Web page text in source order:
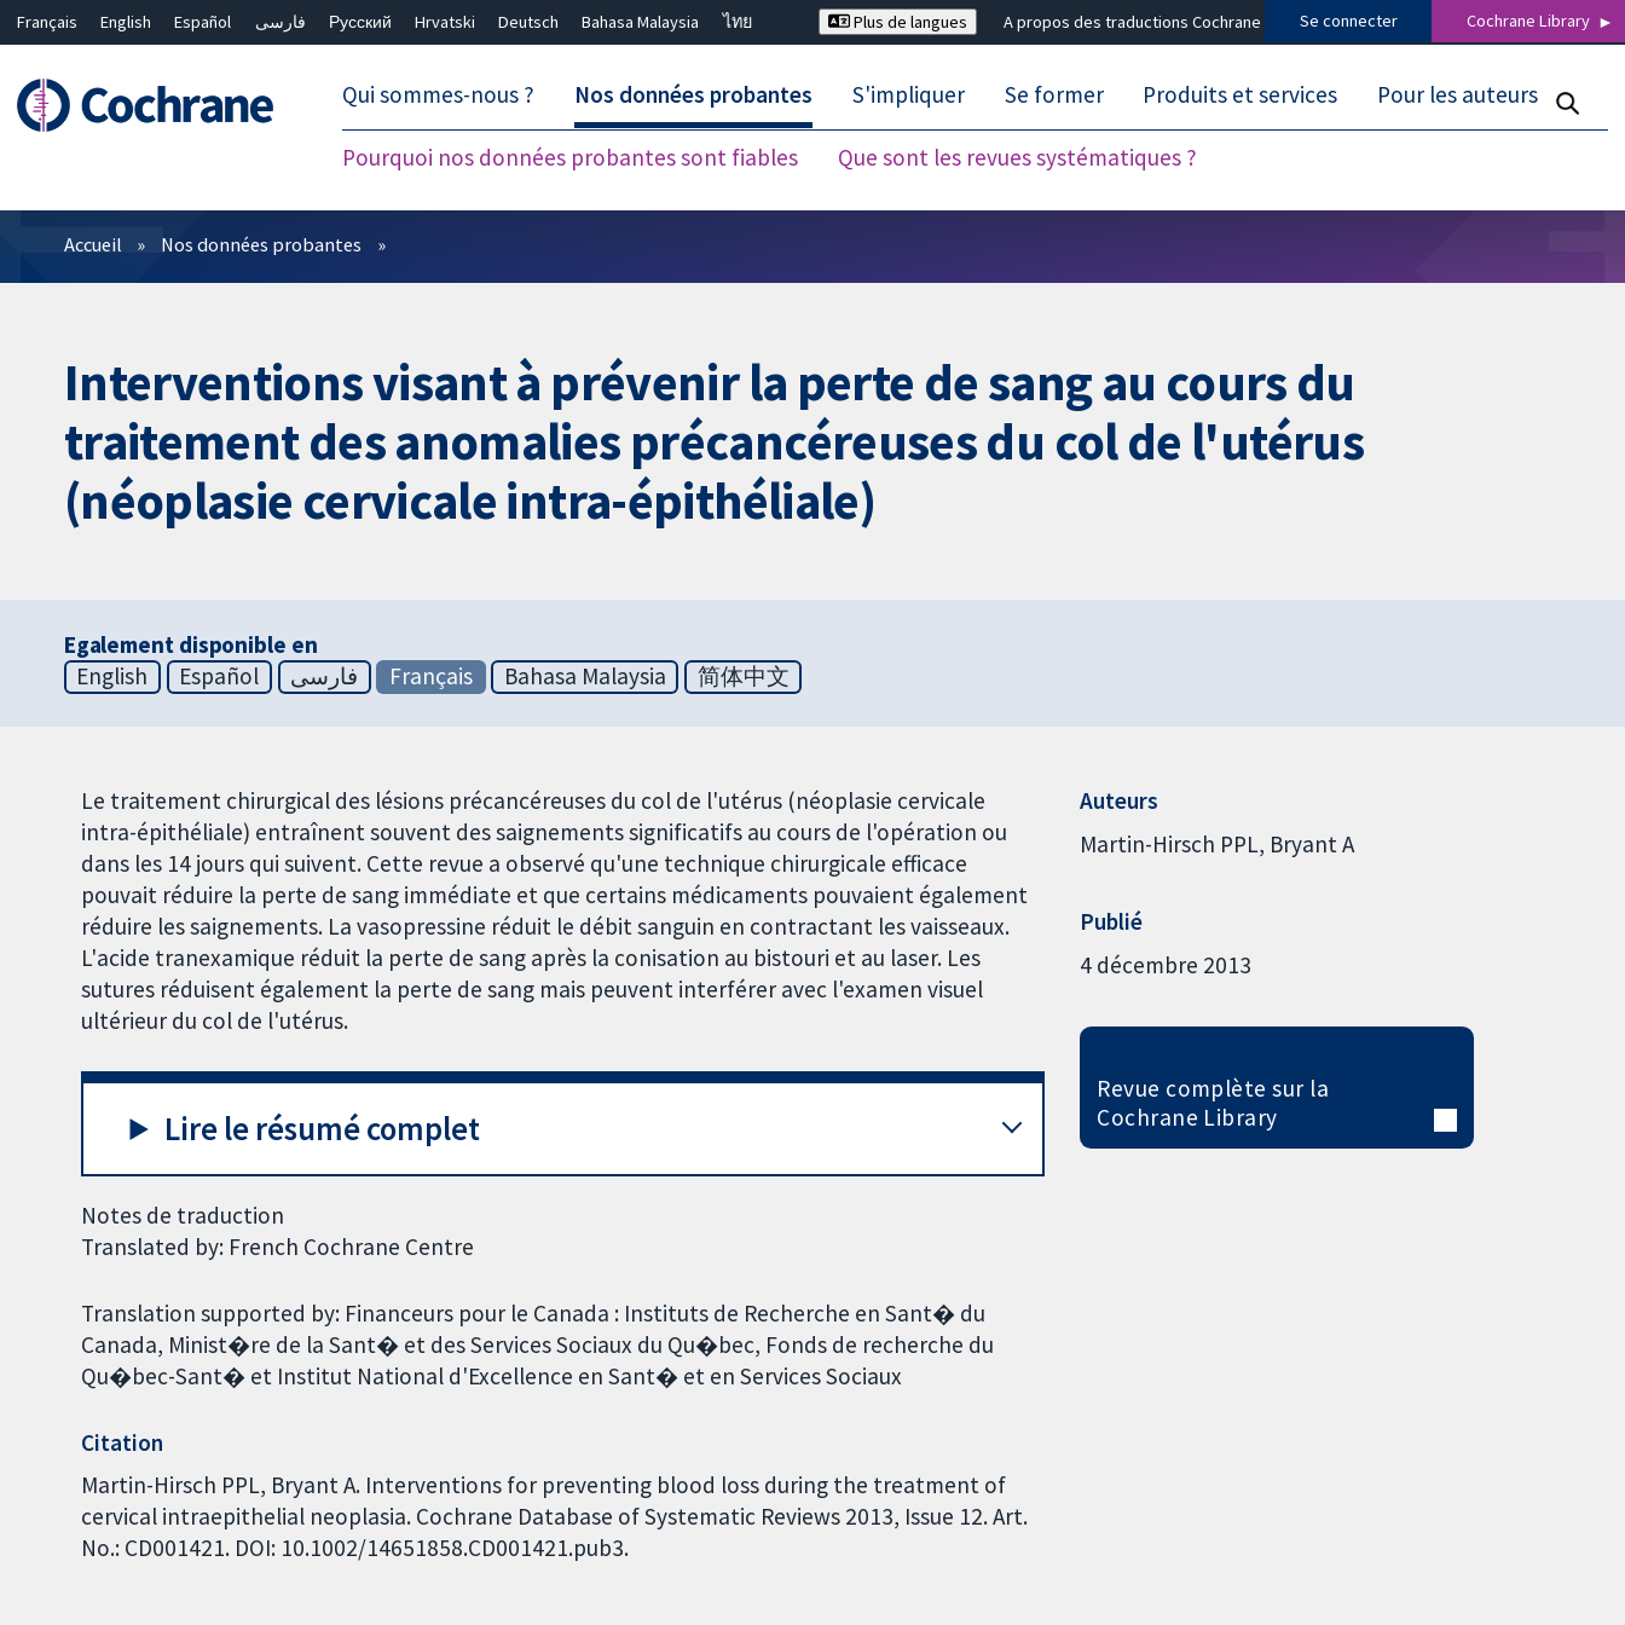
Français English Español فارسی Русский Hrvatski Deutsch Bahasa Malaysia
ไทย
Plus de langues A propos des traductions Cochrane Se connecter Cochrane Library
Qui sommes-nous ? Nos données probantes
Pourquoi nos données probantes sont fiables Que sont les revues systématiques ?
S'impliquer Se former Produits et services Pour les auteurs
Filtres
Accueil Nos données probantes
Interventions visant à prévenir la perte de sang au cours du
traitement des anomalies précancéreuses du col de l'utérus
(néoplasie cervicale intra-épithéliale)
Egalement disponible en
English
Español فارسی Français Bahasa Malaysia 简体中文
Le traitement chirurgical des lésions précancéreuses du col de l'utérus (néoplasie cervicale
intra-épithéliale) entraînent souvent des saignements significatifs au cours de l'opération ou
dans les 14 jours qui suivent. Cette revue a observé qu'une technique chirurgicale efficace
pouvait réduire la perte de sang immédiate et que certains médicaments pouvaient également
réduire les saignements. La vasopressine réduit le débit sanguin en contractant les vaisseaux.
L'acide tranexamique réduit la perte de sang après la conisation au bistouri et au laser. Les
sutures réduisent également la perte de sang mais peuvent interférer avec l'examen visuel
ultérieur du col de l'utérus.
Lire le résumé complet
Notes de traduction
Translated by: French Cochrane Centre
Translation supported by: Financeurs pour le Canada : Instituts de Recherche en Sant� du
Canada, Minist�re de la Sant� et des Services Sociaux du Qu�bec, Fonds de recherche du
Qu�bec-Sant� et Institut National d'Excellence en Sant� et en Services Sociaux
Citation
Martin-Hirsch PPL, Bryant A. Interventions for preventing blood loss during the treatment of
cervical intraepithelial neoplasia. Cochrane Database of Systematic Reviews 2013, Issue 12. Art.
No.: CD001421. DOI: 10.1002/14651858.CD001421.pub3.
Auteurs
Martin-Hirsch PPL Bryant A
Publié
4 décembre 2013
Revue complète sur la
Cochrane Library